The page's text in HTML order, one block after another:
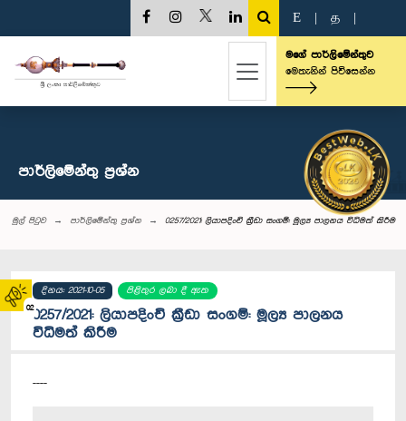
02
E த
මගේ පාර්ලිමේන්තුව
මෙතැනින් පිවිසෙන්න
පාර්ලි‌මේන්තු‌ ප්‍රශ්න
මුල් පිටුව පාර්ලි‌මේන්තු‌ ප්‍රශ්න 0257/2021: ලියාපදිංචි ක්‍රීඩා සංගම්: මූල්‍ය පාලනය විධිමත් කිරීම
දිනය: 2021-10-05 පිළිතුර ලබා දී ඇත
0257/2021: ලියාපදිංචි ක්‍රීඩා සංගම්: මූල්‍ය පාලනය
විධිමත් කිරීම
----